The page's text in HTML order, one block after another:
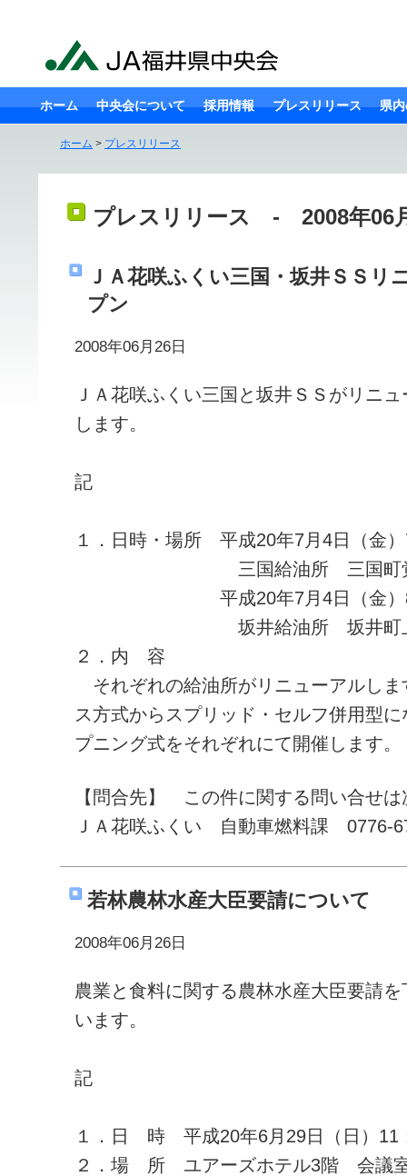
ホーム 中央会について 採用情報 プレスリリース 県
ホーム > プレスリリース
プレスリリース - 2008年06
ＪＡ花咲ふくい三国・坂井ＳＳリ
プン
2008年06月26日
ＪＡ花咲ふくい三国と坂井ＳＳがリニ
します。
記
１．日時・場所 平成20年7月4日（金
三国給油所 三国町覚善
平成20年7月4日（金）
坂井給油所 坂井町上新
２．内 容
それぞれの給油所がリニューアルしま
ス方式からスプリッド・セルフ併用型
プニング式をそれぞれにて開催します。
【問合先】 この件に関する問い合せは
ＪＡ花咲ふくい 自動車燃料課 0776-
若林農林水産大臣要請について
2008年06月26日
農業と食料に関する農林水産大臣要請
います。
記
１．日 時 平成20年6月29日（日）11
２．場 所 ユアーズホテル3階 会議